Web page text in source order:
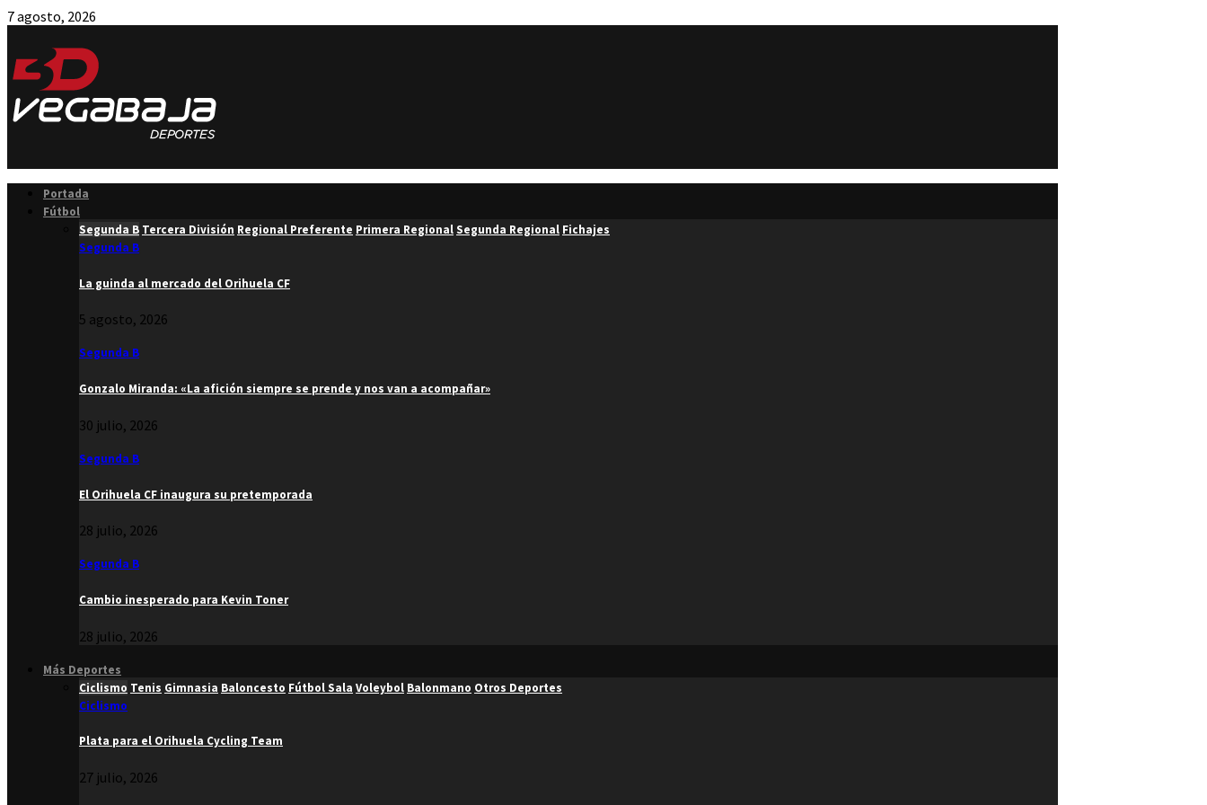
7 agosto, 2026
Portada
Fútbol
Segunda B Tercera División Regional Preferente Primera RegionalSegunda Regional Fichajes
Segunda B
La guinda al mercado del Orihuela CF
5 agosto, 2026
Segunda B
Gonzalo Miranda: «La afición siempre se prende y nos van a acompañar»
30 julio, 2026
Segunda B
El Orihuela CF inaugura su pretemporada
28 julio, 2026
Segunda B
Cambio inesperado para Kevin Toner
28 julio, 2026
Más Deportes
Ciclismo Tenis Gimnasia Baloncesto Fútbol Sala Voleybol Balonmano Otros Deportes
Ciclismo
Plata para el Orihuela Cycling Team
27 julio, 2026